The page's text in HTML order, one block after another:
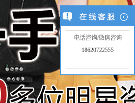
电话咨询/微信咨询
18620722555